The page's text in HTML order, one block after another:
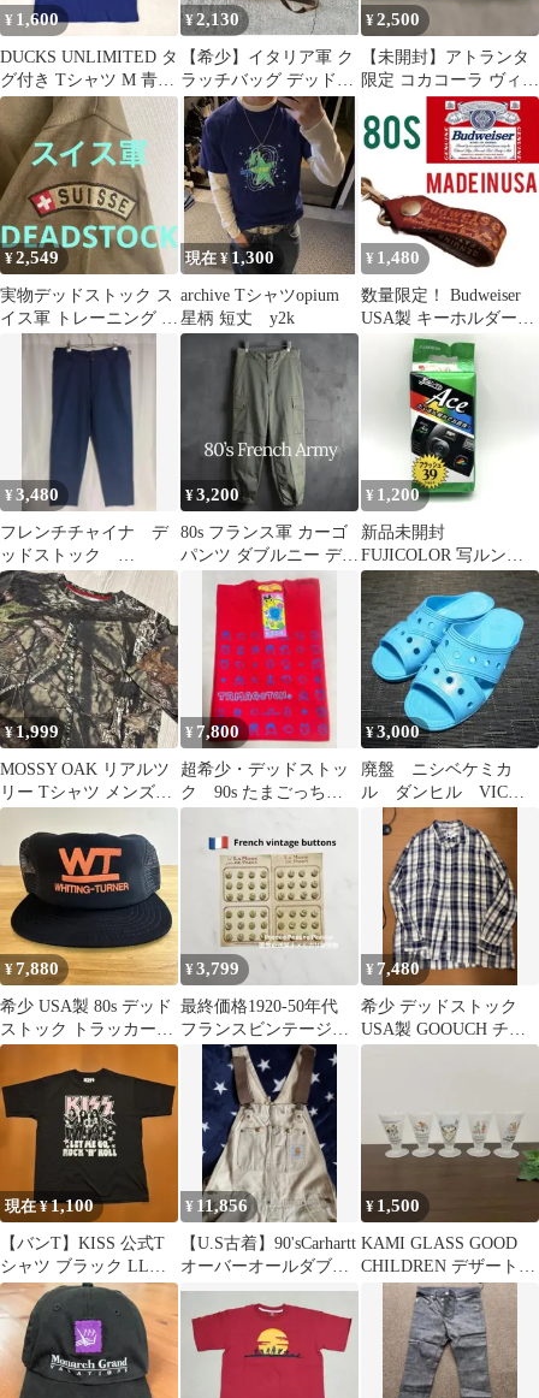
¥ 1,600
DUCKS UNLIMITED タ
グ付き Tシャツ M 青紫
鹿の子 刺繍 希少
¥2,130
【希少】イタリア軍 ク
ラッチバッグ デッドス
トック 実物
¥2,500
【未開封】アトランタ
限定 コカコーラ ヴィン
テージ ライセンスプレ
ート 看板
¥2,549
実物デッドストック ス
イス軍 トレーニング T
シャツ パッチ付き 古着
現在 ¥ 1,300
archive Tシャツopium
星柄 短丈 y2k
¥ 1,480
数量限定！ Budweiser
USA製 キーホルダー
80sデッドストック
¥3,480
フレンチチャイナ デ
ッドストック
Shanghai コットン ワー
クパンツ
¥3,200
80s フランス軍 カーゴ
パンツ ダブルニー デッ
ドストック ミリタリー
裾リブ
¥ 1,200
新品未開封
FUJICOLOR 写ルンで
す Ace 39枚撮り 期限切
れ
¥1,999
MOSSY OAK リアルツ
リー Tシャツ メンズS
迷彩 カモフラ 送料込み
¥ 7,800
超希少・デッドストッ
ク 90s たまごっち
USA製 Tシャツ 赤 M
シングル
¥3,000
廃盤 ニシベケミカ
ル ダンヒル VIC
No.510 スカイブル
ー Lサイズ
¥7,880
希少 USA製 80s デッド
ストック トラッカーキ
ャップ 企業ロゴ オレン
¥3,799
最終価格1920-50年代
フランスビンテージボ
タン デッドストック 2
個セット
¥ 7,480
希少 デッドストック
USA製 GOOUCH チェ
ックシャツ XL
現在 ¥1,100
【バンT】KISS 公式T
シャツ ブラック LLサ
イズ バンドTシャツ
¥ 11,856
【U.S古着】90'sCarhartt
オーバーオールダブル
ニーダック地 ベージュ
¥ 1,500
KAMI GLASS GOOD
CHILDREN デザート
カクテルグラス